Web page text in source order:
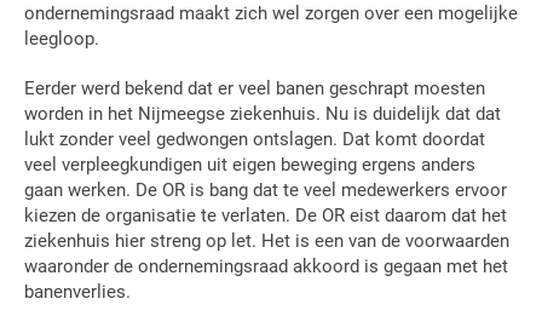
ondernemingsraad maakt zich wel zorgen over een mogelijke
leegloop.
Eerder werd bekend dat er veel banen geschrapt moesten
worden in het Nijmeegse ziekenhuis. Nu is duidelijk dat dat
lukt zonder veel gedwongen ontslagen. Dat komt doordat
veel verpleegkundigen uit eigen beweging ergens anders
gaan werken. De OR is bang dat te veel medewerkers ervoor
kiezen de organisatie te verlaten. De OR eist daarom dat het
ziekenhuis hier streng op let. Het is een van de voorwaarden
waaronder de ondernemingsraad akkoord is gegaan met het
banenverlies.